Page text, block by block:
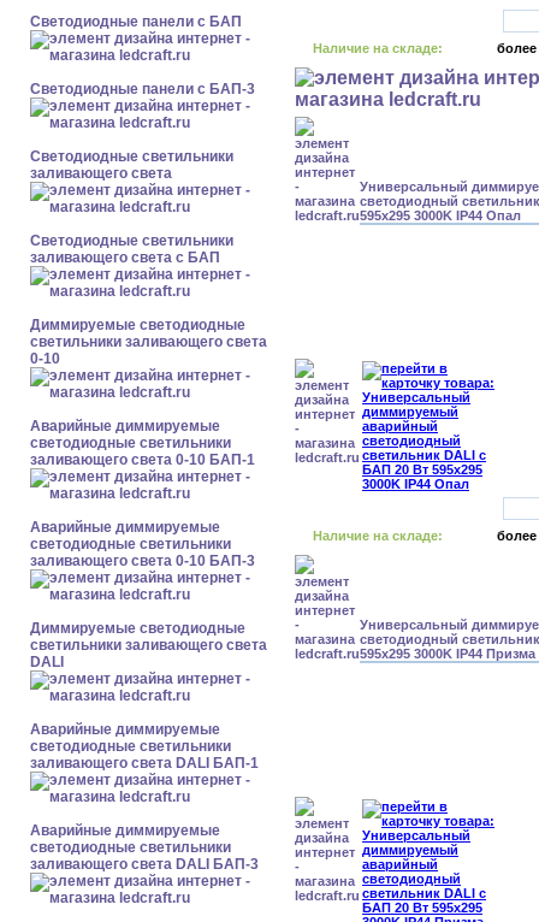
Cветодиодные панели с БАП
Cветодиодные панели с БАП-3
Светодиодные светильники
заливающего света
Светодиодные светильники
заливающего света с БАП
Диммируемые светодиодные
светильники заливающего света
0-10
Аварийные диммируемые
светодиодные светильники
заливающего света 0-10 БАП-1
Аварийные диммируемые
светодиодные светильники
заливающего света 0-10 БАП-3
Диммируемые светодиодные
светильники заливающего света
DALI
Аварийные диммируемые
светодиодные светильники
заливающего света DALI БАП-1
Аварийные диммируемые
светодиодные светильники
заливающего света DALI БАП-3
Наличие на складе: более
Универсальный
светодиодный
595x295 3000K IP44 Опал
Наличие на складе: более
Универсальный
светодиодный
595x295 3000K IP44 Призма